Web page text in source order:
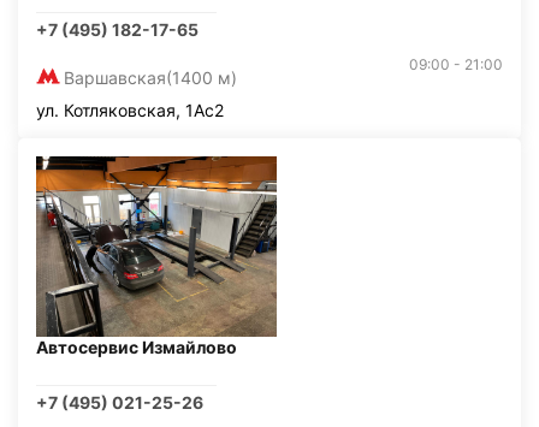
+7 (495) 182-17-65
Варшавская(1400 м)
09:00 - 21:00
ул. Котляковская, 1Ас2
Автосервис Измайлово
+7 (495) 021-25-26